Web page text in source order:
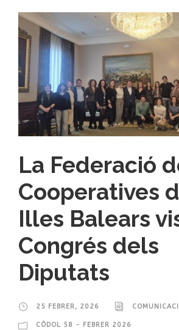
La Federació
Cooperatives
Illes Balears
Congrés dels
Diputats
25 FEBRER, 2026
CÒDOL 58 - FEBRER 2026